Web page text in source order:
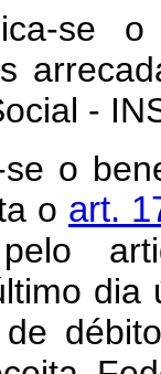
se o
-
o
o art.